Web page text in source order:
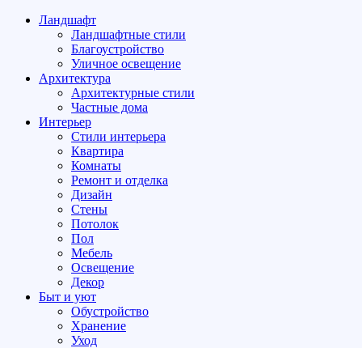
Ландшафт
Ландшафтные стили
Благоустройство
Уличное освещение
Архитектура
Архитектурные стили
Частные дома
Интерьер
Стили интерьера
Квартира
Комнаты
Ремонт и отделка
Дизайн
Стены
Потолок
Пол
Мебель
Освещение
Декор
Быт и уют
Обустройство
Хранение
Уход